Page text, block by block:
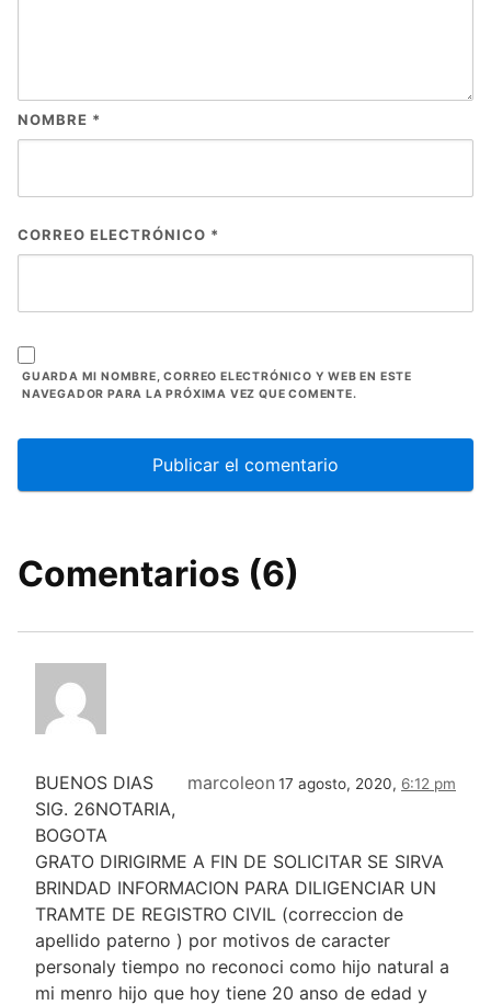
NOMBRE *
CORREO ELECTRÓNICO *
GUARDA MI NOMBRE, CORREO ELECTRÓNICO Y WEB EN ESTE
NAVEGADOR PARA LA PRÓXIMA VEZ QUE COMENTE.
Comentarios (6)
marcoleon 17 agosto, 2020, 6:12 pm
BUENOS DIAS
SIG. 26NOTARIA,
BOGOTA
GRATO DIRIGIRME A FIN DE SOLICITAR SE SIRVA
BRINDAD INFORMACION PARA DILIGENCIAR UN
TRAMTE DE REGISTRO CIVIL (correccion de
apellido paterno ) por motivos de caracter
personaly tiempo no reconoci como hijo natural a
mi menro hijo que hoy tiene 20 anso de edad y